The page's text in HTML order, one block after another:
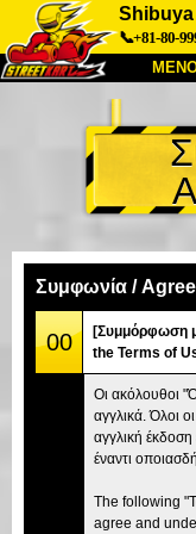
Shibuya
📞+81-80-
Σχετικά
Πρόσβαση
Τόκιο Σινάγαουα
Τόκιο Ακίχαμπαρα
Τόκιο Σιμπούγια
Τόκιο Ασακούσα
Συμφωνία /
00
[Συμμόρφωση
the Terms of
Οι ακόλουθοι
αγγλικά. Όλοι
αγγλική έκδοση
έναντι
The following
agree and